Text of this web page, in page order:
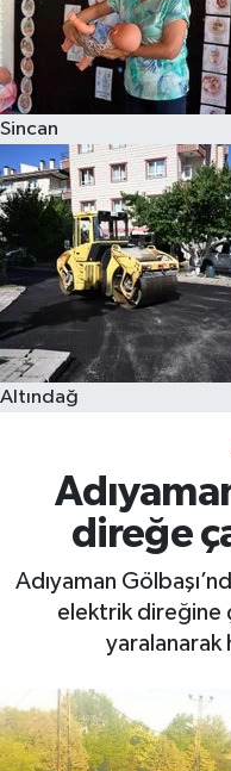
Sincan
Altındağ
direğe
Adıyaman
elektrik direğine
yaralanarak